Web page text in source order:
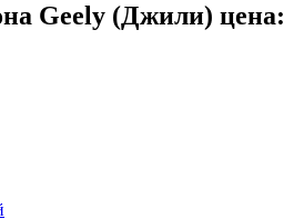
Geely (Джили) цена: